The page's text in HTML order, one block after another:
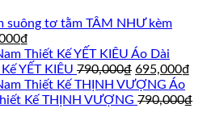
suông tơ tằm TÂM NHƯ kèm
₫
hiện
tại
là:
850,000₫.
Áo Dài
YẾT KIÊU 790,000₫ Giá
gốc
là:
695,000₫
tại
Áo
Kế THỊNH VƯỢNG 790,000₫